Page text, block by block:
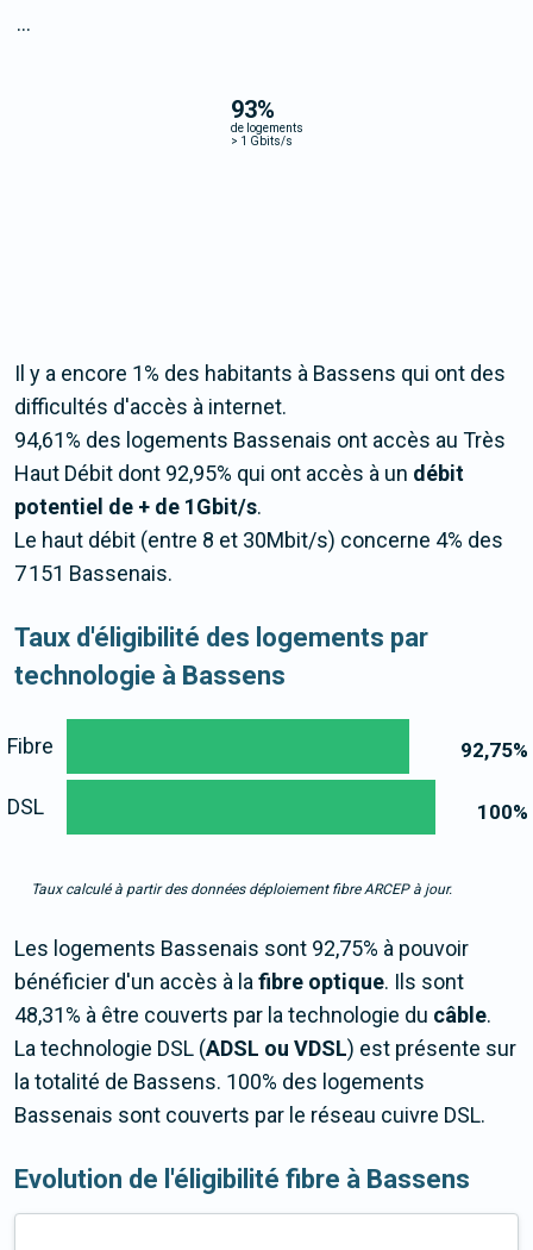
93%
de logements
> 1 Gbits/s
...
Il y a encore 1% des habitants à Bassens qui ont des
difficultés d'accès à internet.
94,61% des logements Bassenais ont accès au Très
Haut Débit dont 92,95% qui ont accès à un débit
potentiel de + de 1Gbit/s.
Le haut débit (entre 8 et 30Mbit/s) concerne 4% des
7 151 Bassenais.
Taux d'éligibilité des logements par
technologie à Bassens
92,75%
100%
Fibre
DSL
Taux calculé à partir des données déploiement fibre ARCEP à jour.
Les logements Bassenais sont 92,75% à pouvoir
bénéficier d'un accès à lafibre optique. Ils sont
48,31% à être couverts par la technologie du câble.
La technologie DSL (ADSL ou VDSL) est présente sur
la totalité de Bassens. 100% des logements
Bassenais sont couverts par le réseau cuivre DSL.
Evolution de l'éligibilité fibre à Bassens